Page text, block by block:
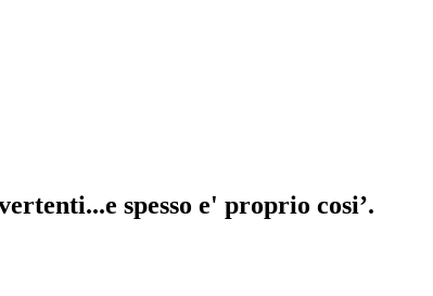
spesso e' proprio cosi’.